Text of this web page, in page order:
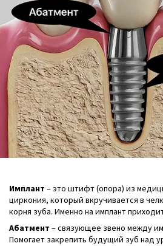
Имплант – это штифт (опора) из
циркония, который вкручивается в
корня зуба. Именно на имплант
Абатмент – связующее звено между
Помогает закрепить будущий зуб над